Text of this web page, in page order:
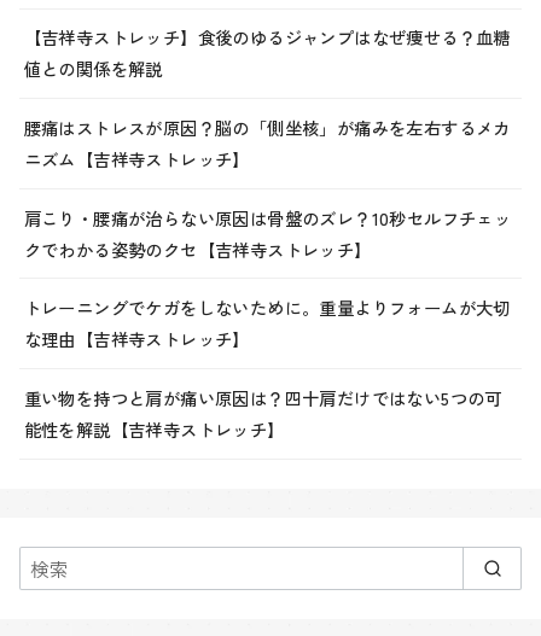
【吉祥寺ストレッチ】食後のゆるジャンプはなぜ痩せる？血糖
値との関係を解説
腰痛はストレスが原因？脳の「側坐核」が痛みを左右するメカ
ニズム【吉祥寺ストレッチ】
肩こり・腰痛が治らない原因は骨盤のズレ？10秒セルフチェッ
クでわかる姿勢のクセ【吉祥寺ストレッチ】
トレーニングでケガをしないために。重量よりフォームが大切
な理由【吉祥寺ストレッチ】
重い物を持つと肩が痛い原因は？四十肩だけではない5つの可
能性を解説【吉祥寺ストレッチ】